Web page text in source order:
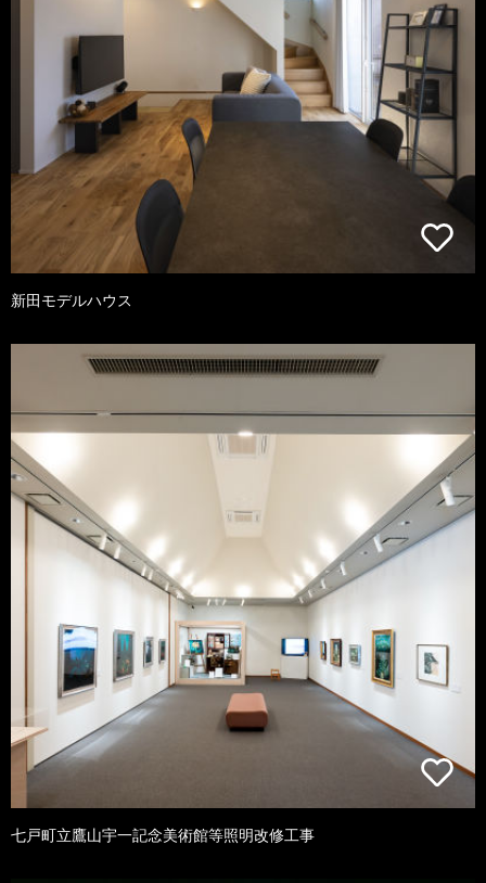
新田モデルハウス
七戸町立鷹山宇一記念美術館等照明改修工事